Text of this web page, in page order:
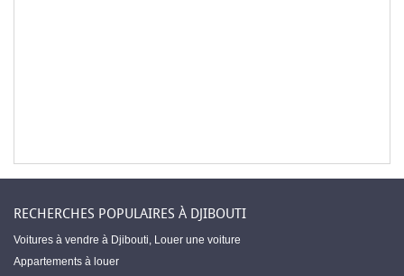
RECHERCHES POPULAIRES À DJIBOUTI
Voitures à vendre à Djibouti, Louer une voiture
Appartements à louer